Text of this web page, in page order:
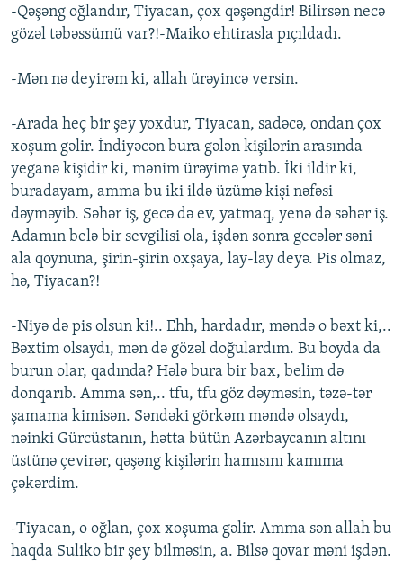
-Qəşəng oğlandır, Tiyacan, çox qəşəngdir! Bilirsən necə
gözəl təbəssümü var?!-Maiko ehtirasla pıçıldadı.
-Mən nə deyirəm ki, allah ürəyincə versin.
-Arada heç bir şey yoxdur, Tiyacan, sadəcə, ondan çox
xoşum gəlir. İndiyəcən bura gələn kişilərin arasında
yeganə kişidir ki, mənim ürəyimə yatıb. İki ildir ki,
buradayam, amma bu iki ildə üzümə kişi nəfəsi
dəyməyib. Səhər iş, gecə də ev, yatmaq, yenə də səhər iş.
Adamın belə bir sevgilisi ola, işdən sonra gecələr səni
ala qoynuna, şirin-şirin oxşaya, lay-lay deyə. Pis olmaz,
hə, Tiyacan?!
-Niyə də pis olsun ki!.. Ehh, hardadır, məndə o bəxt ki,..
Bəxtim olsaydı, mən də gözəl doğulardım. Bu boyda da
burun olar, qadında? Hələ bura bir bax, belim də
donqarıb. Amma sən,.. tfu, tfu göz dəyməsin, təzə-tər
şamama kimisən. Səndəki görkəm məndə olsaydı,
nəinki Gürcüstanın, hətta bütün Azərbaycanın altını
üstünə çevirər, qəşəng kişilərin hamısını kamıma
çəkərdim.
-Tiyacan, o oğlan, çox xoşuma gəlir. Amma sən allah bu
haqda Suliko bir şey bilməsin, a. Bilsə qovar məni işdən.